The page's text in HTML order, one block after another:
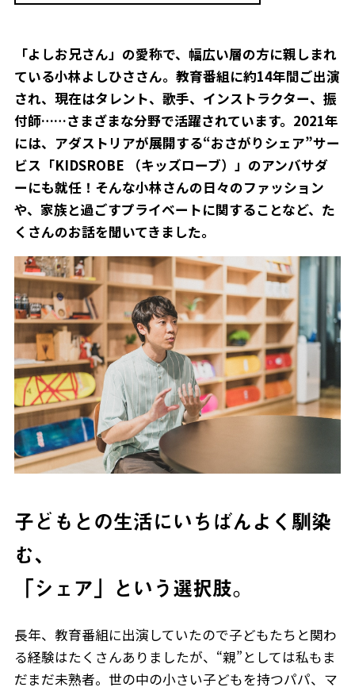
「よしお兄さん」の愛称で、幅広い層の方に親しまれ
ている小林よしひささん。教育番組に約14年間ご出演
され、現在はタレント、歌手、インストラクター、振
付師……さまざまな分野で活躍されています。2021年
には、アダストリアが展開する“おさがりシェア”サー
ビス「KIDSROBE （キッズローブ）」のアンバサダ
ーにも就任！そんな小林さんの日々のファッション
や、家族と過ごすプライベートに関することなど、た
くさんのお話を聞いてきました。
子どもとの生活にいちばんよく馴染
む、
「シェア」という選択肢。
長年、教育番組に出演していたので子どもたちと関わ
る経験はたくさんありましたが、“親”としては私もま
だまだ未熟者。世の中の小さい子どもを持つパパ、マ